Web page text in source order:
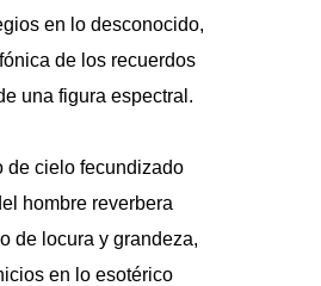
en lo desconocido,
de los recuerdos
una figura espectral.
de cielo fecundizado
hombre reverbera
de locura y grandeza,
en lo esotérico